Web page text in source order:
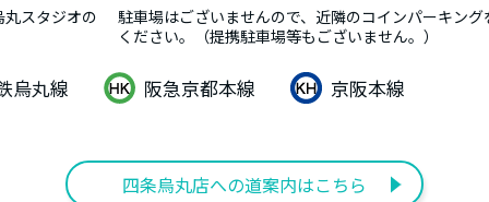
スタジオの
駐車場はございませんので、近隣のコインパーキング
ください。（提携駐車場等もございません。）
烏丸線 阪急京都本線 京阪本線
四条烏丸店への道案内はこちら